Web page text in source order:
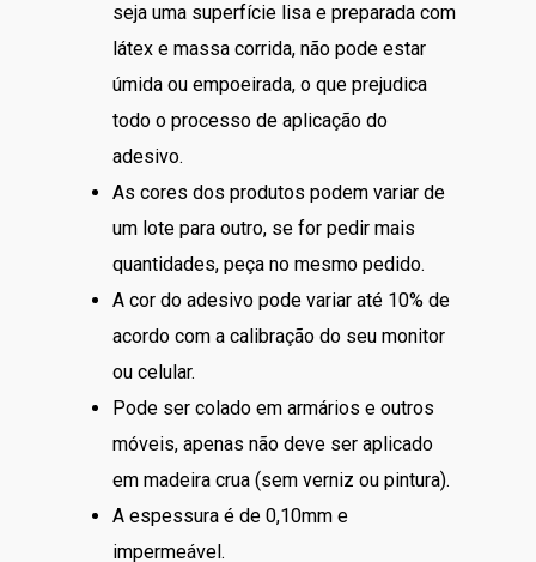
seja uma superfície lisa e preparada com
látex e massa corrida, não pode estar
úmida ou empoeirada, o que prejudica
todo o processo de aplicação do
adesivo.
As cores dos produtos podem variar de
um lote para outro, se for pedir mais
quantidades, peça no mesmo pedido.
A cor do adesivo pode variar até 10% de
acordo com a calibração do seu monitor
ou celular.
Pode ser colado em armários e outros
móveis, apenas não deve ser aplicado
em madeira crua (sem verniz ou pintura).
A espessura é de 0,10mm e
impermeável.